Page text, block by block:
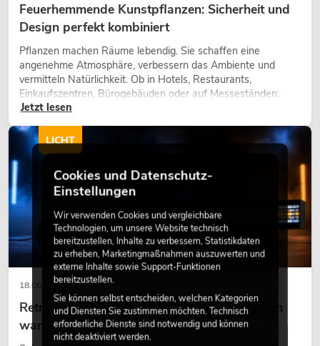
Feuerhemmende Kunstpflanzen: Sicherheit und
Design perfekt kombiniert
Pflanzen machen Räume lebendig. Sie schaffen eine
angenehme Atmosphäre, verbessern das Ambiente und
vermitteln Natürlichkeit. Ob in Hotels, Restaurants,
Einkaufszentren, Bürogebäuden oder auf Messeständen:
eine hochwertige Begrünung gehört heute längst zum
modernen Raumkonzept.
Jetzt lesen
18.06.2026
Retro-Licht im modernen Lichtdesign: Warum
warmes Licht wieder wirkt
LICHT
Cookies und Datenschutz-
Einstellungen
Wir verwenden Cookies und vergleichbare
Technologien, um unsere Website technisch
bereitzustellen, Inhalte zu verbessern, Statistikdaten
zu erheben, Marketingmaßnahmen auszuwerten und
externe Inhalte sowie Support-Funktionen
bereitzustellen.
Sie können selbst entscheiden, welchen Kategorien
und Diensten Sie zustimmen möchten. Technisch
erforderliche Dienste sind notwendig und können
nicht deaktiviert werden.